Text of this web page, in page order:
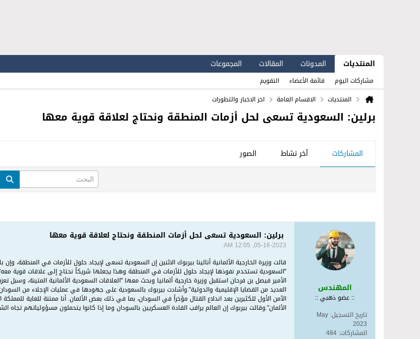
المنتديات المدونات المقالات المجموعات
مشاركات اليوم قائمة الأعضاء
التقويم
المنتديات
الاقسام العامة اخر الاخبار والتطورات
برلين: السعودية تسعى لحل أزمات المنطقة ونحتاج لعلاقة قوية معها
المشاركات آخر نشاط
الصور
المهندس
:: عضو ذهبي ::
تاريخ التسجيل: May
2023
المشاركات: 484
برلين: السعودية تسعى لحل أزمات المنطقة ونحتاج لعلاقة قوية معها
05-16-2023, 12:05 AM
قالت وزيرة الخارجية الألمانية أنالينا بيربوك الاثنين إن السعودية تسعى لإيجاد حلول للأزمات في المنطقة،
"السعودية تستخدم نفوذها لإيجاد حلول للأزمات في المنطقة وهذا يجعلها شريكاً نحتاج إلى علاقات قوية
الأمير فيصل بن فرحان استقبل وزيرة خارجية ألمانيا وبحث معها "العلاقات السعودية الألمانية المتينة،
العديد من القضايا الإقليمية والدولية".وأشادت بيربوك بالسعودية على جهودها في عمليات الإجلاء من
الآمن الأول للكثيرين بعد اندلاع القتال مؤخراً في السودان، بما في ذلك بعض الألمان. أنا ممتنة للغاية
الألمان".وقالت بيربوك إن العالم يراقب القادة العسكريين بالسودان وما إذا كانوا يتحملون مسؤولياتهم تجاه